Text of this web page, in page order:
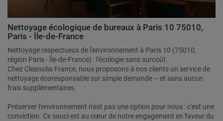
Nettoyage écologique de bureaux à Paris 10 75010,
Paris - Île-de-France
Nettoyage respectueux de l'environnement à Paris 10 (75010,
région Paris - Île-de-France) : l'écologie sans surcoût.
Chez Cleanolia France, nous proposons à nos clients un service de
nettoyage écoresponsable sur simple demande – et sans aucun
frais supplémentaires.
Préserver l'environnement n'est pas une option pour nous : c'est une
conviction. Ce souci est au cœur de notre engagement en faveur du